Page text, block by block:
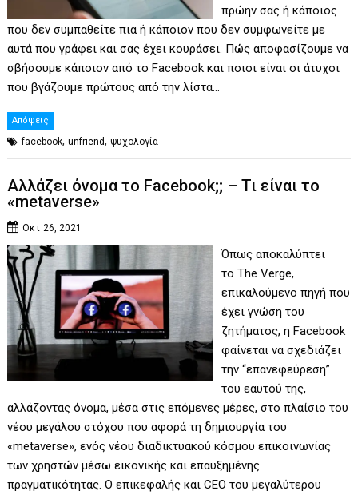
πρώην σας ή κάποιος
που δεν συμπαθείτε πια ή κάποιον που δεν συμφωνείτε με
αυτά που γράφει και σας έχει κουράσει. Πώς αποφασίζουμε να
σβήσουμε κάποιον από το Facebook και ποιοι είναι οι άτυχοι
που βγάζουμε πρώτους από την λίστα…
Απόψεις
facebook,unfriend,ψυχολογία
Αλλάζει όνομα το Facebook;; – Τι είναι το
«metaverse»
Οκτ 26, 2021
Όπως αποκαλύπτει
το The Verge,
επικαλούμενο πηγή που
έχει γνώση του
ζητήματος, η Facebook
φαίνεται να σχεδιάζει
την “επανεφεύρεση”
του εαυτού της,
αλλάζοντας όνομα, μέσα στις επόμενες μέρες, στο πλαίσιο του
νέου μεγάλου στόχου που αφορά τη δημιουργία του
«metaverse», ενός νέου διαδικτυακού κόσμου επικοινωνίας
των χρηστών μέσω εικονικής και επαυξημένης
πραγματικότητας. Ο επικεφαλής και CEO του μεγαλύτερου